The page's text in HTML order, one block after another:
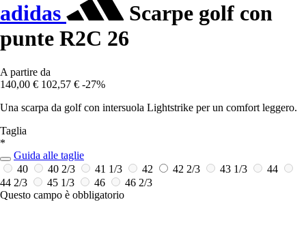
adidas
Scarpe golf con
punte R2C 26
A partire da
140,00 € 102,57 € -27%
Una scarpa da golf con intersuola Lightstrike per un comfort leggero.
Taglia
*
Guida alle taglie
40
40 2/3 41 1/3 42 42 2/3 43 1/3
44
44 2/3
45 1/3 46
46 2/3
Questo campo è obbligatorio